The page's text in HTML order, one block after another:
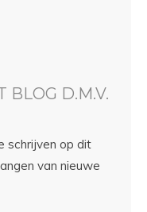
BLOG D.M.V.
schrijven op dit
van nieuwe